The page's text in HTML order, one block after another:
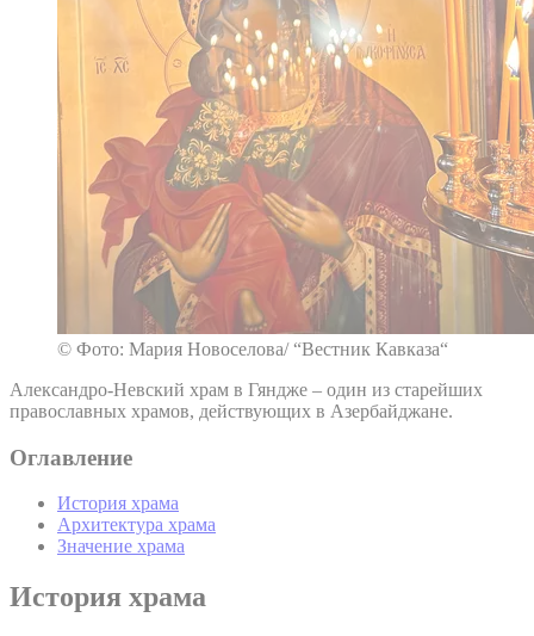
© Фото: Мария Новоселова/ “Вестник Кавказа“
Александро-Невский храм в Гяндже – один из старейших
православных храмов, действующих в Азербайджане.
Оглавление
История храма
Архитектура храма
Значение храма
История храма